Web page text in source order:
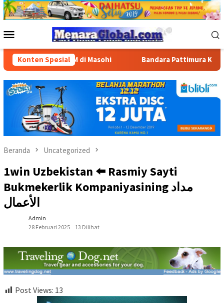
Loncat
ke
Mobile
Konten Spesial
BBM di Masohi Bandara Pattimura Kenalkan
Beranda Uncategorized
1win Uzbekistan ⬅️ Rasmiy Sayti
Bukmekerlik Kompaniyasining مداد
الأعمال
Admin
28 Februari 2025
13 Dilihat
Post Views: 13